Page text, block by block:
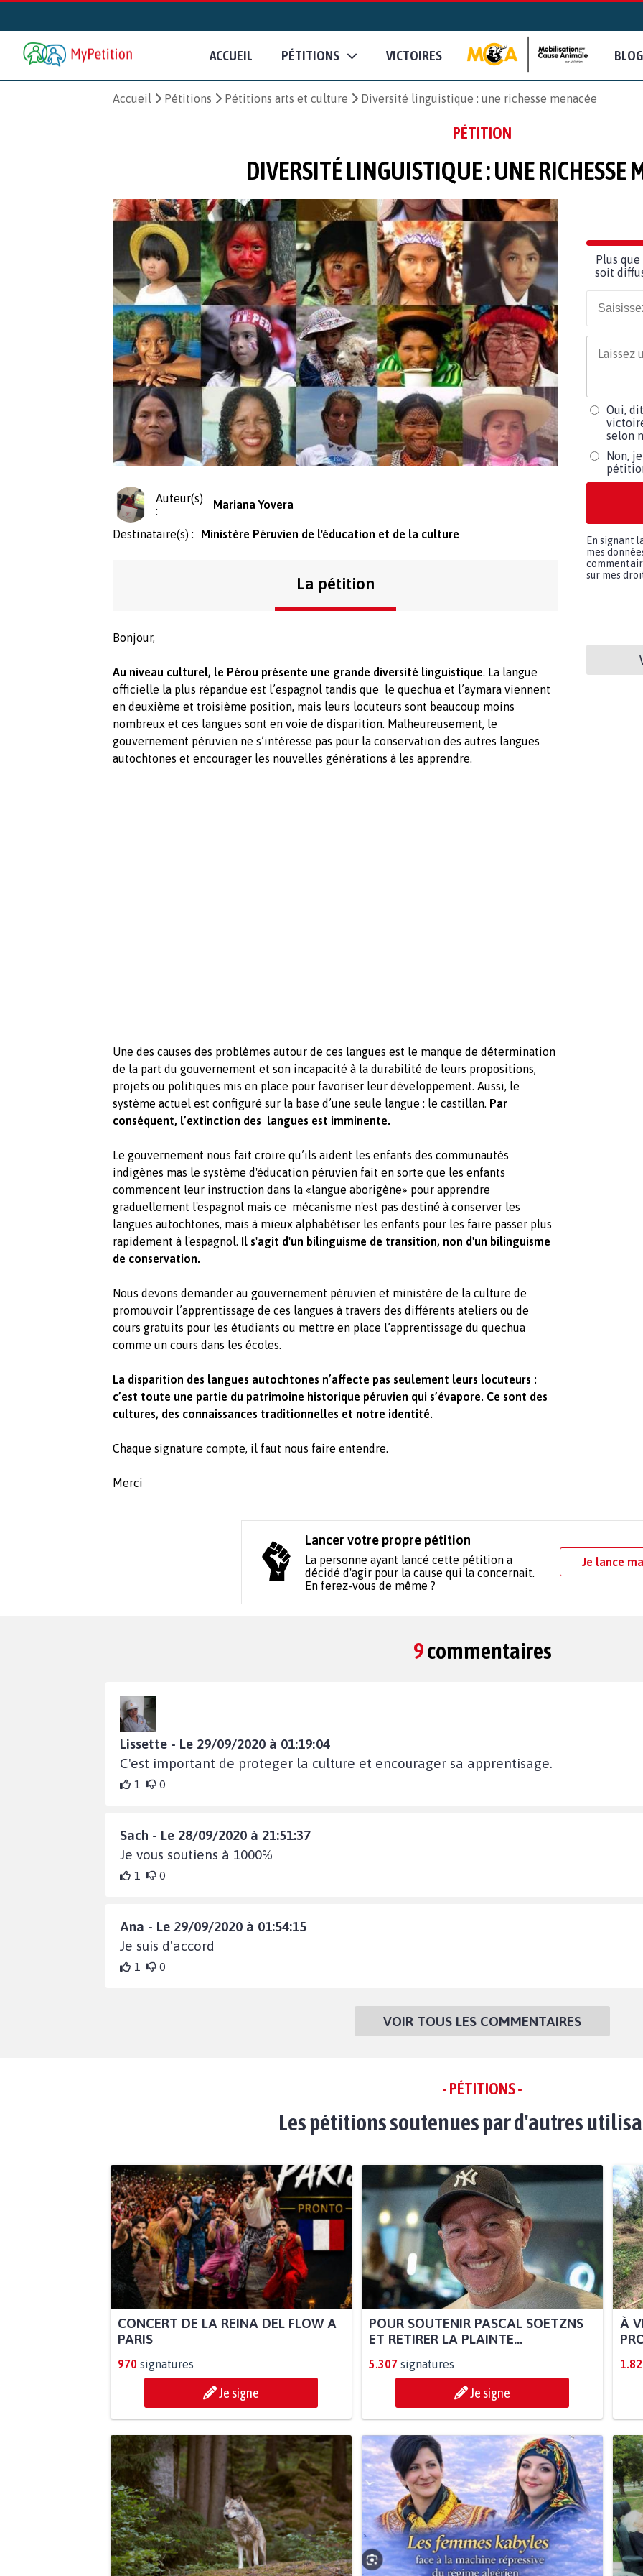
ACCUEIL PÉTITIONS VICTOIRES BLOG
Accueil Pétitions Pétitions arts et culture Diversité linguistique : une richesse menacée
PÉTITION
DIVERSITÉ LINGUISTIQUE : UNE RICHESSE
Auteur(s)
:
Mariana Yovera
Destinataire(s) : Ministère Péruvien de l'éducation et de la culture
La pétition
Bonjour,
Au niveau culturel, le Pérou présente une grande diversité linguistique. La langue
officielle la plus répandue est l’espagnol tandis que le quechua et l’aymara viennent
en deuxième et troisième position, mais leurs locuteurs sont beaucoup moins
nombreux et ces langues sont en voie de disparition. Malheureusement, le
gouvernement péruvien ne s’intéresse pas pour la conservation des autres langues
autochtones et encourager les nouvelles générations à les apprendre.
Une des causes des problèmes autour de ces langues est le manque de détermination
de la part du gouvernement et son incapacité à la durabilité de leurs propositions,
projets ou politiques mis en place pour favoriser leur développement. Aussi, le
système actuel est configuré sur la base d’une seule langue : le castillan. Par
conséquent, l’extinction des langues est imminente.
Le gouvernement nous fait croire qu’ils aident les enfants des communautés
indigènes mas le système d'éducation péruvien fait en sorte que les enfants
commencent leur instruction dans la «langue aborigène» pour apprendre
graduellement l'espagnol mais ce mécanisme n'est pas destiné à conserver les
langues autochtones, mais à mieux alphabétiser les enfants pour les faire passer plus
rapidement à l'espagnol. Il s'agit d'un bilinguisme de transition, non d'un bilinguisme
de conservation.
Nous devons demander au gouvernement péruvien et ministère de la culture de
promouvoir l’apprentissage de ces langues à travers des différents ateliers ou de
cours gratuits pour les étudiants ou mettre en place l’apprentissage du quechua
comme un cours dans les écoles.
La disparition des langues autochtones n’affecte pas seulement leurs locuteurs :
c’est toute une partie du patrimoine historique péruvien qui s’évapore. Ce sont des
cultures, des connaissances traditionnelles et notre identité.
Chaque signature compte, il faut nous faire entendre.
Merci
Plus
soit
Oui,
selon
Non,
En signant
mes
sur mes
Lancer votre propre pétition
La personne ayant lancé cette pétition a
décidé d'agir pour la cause qui la concernait.
En ferez-vous de même ?
Je lance
9commentaires
Lissette - Le 29/09/2020 à 01:19:04
C'est important de proteger la culture et encourager sa apprentisage.
1 0
Sach - Le 28/09/2020 à 21:51:37
Je vous soutiens à 1000%
1 0
Ana - Le 29/09/2020 à 01:54:15
Je suis d'accord
1 0
VOIR TOUS LES COMMENTAIRES
- PÉTITIONS -
Les pétitions soutenues par d'autres
CONCERT DE LA REINA DEL FLOW A
PARIS
970 signatures
Je signe
POUR SOUTENIR PASCAL SOETZNS
ET RETIRER LA PLAINTE...
5.307 signatures
Je signe
À